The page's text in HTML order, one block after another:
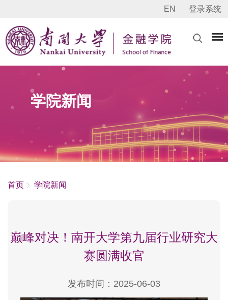
EN 登录系统
学院新闻
首页 学院新闻
巅峰对决！南开大学第九届行业研究大
赛圆满收官
发布时间：2025-06-03